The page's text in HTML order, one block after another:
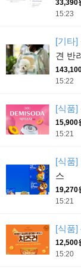
33,390
15:23
[기타]
견 반
15:22
[식품]
15,900
15:21
[식품]
스
19,270
15:21
[식품]
12,500
15:20